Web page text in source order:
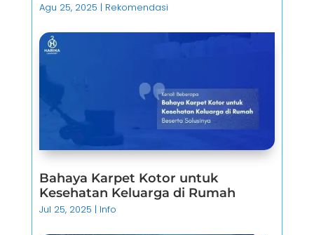
Agu 25, 2025 | Rekomendasi
Bahaya Karpet Kotor untuk
Kesehatan Keluarga di Rumah
Jul 25, 2025 | Info